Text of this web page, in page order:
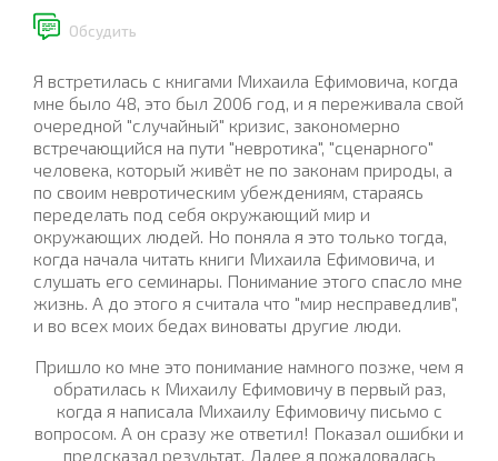
Обсудить
Я встретилась с книгами Михаила Ефимовича, когда
мне было 48, это был 2006 год, и я переживала свой
очередной "случайный" кризис, закономерно
встречающийся на пути "невротика", "сценарного"
человека, который живёт не по законам природы, а
по своим невротическим убеждениям, стараясь
переделать под себя окружающий мир и
окружающих людей. Но поняла я это только тогда,
когда начала читать книги Михаила Ефимовича, и
слушать его семинары. Понимание этого спасло мне
жизнь. А до этого я считала что "мир несправедлив",
и во всех моих бедах виноваты другие люди.
Пришло ко мне это понимание намного позже, чем я
обратилась к Михаилу Ефимовичу в первый раз,
когда я написала Михаилу Ефимовичу письмо с
вопросом. А он сразу же ответил! Показал ошибки и
предсказал результат. Далее я пожаловалась